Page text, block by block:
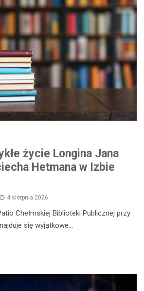
życie Longina Jana
Hetmana w Izbie
4 sierpnia 2026
Chełmskiej Biblioteki Publicznej przy
się wyjątkowe…